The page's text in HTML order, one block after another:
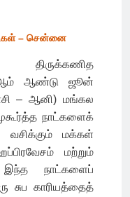
– சென்னை
திருக்கணித
ஆம் ஆண்டு ஜூன்
– ஆனி) மங்கல
நாட்களைக்
மக்கள்
மற்றும்
நாட்களைப்
சுப காரியத்தைத்